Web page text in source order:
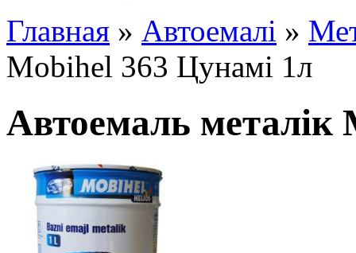
Главная » Автоемалі »
Mobihel 363 Цунамі 1л
Автоемаль металік